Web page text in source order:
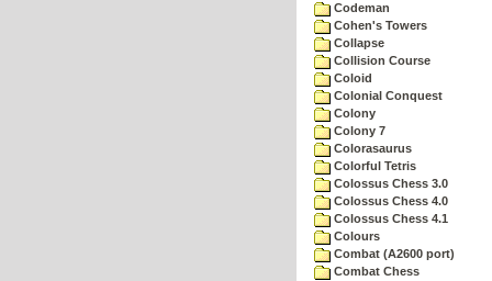
Codeman
Cohen's Towers
Collapse
Collision Course
Coloid
Colonial Conquest
Colony
Colony 7
Colorasaurus
Colorful Tetris
Colossus Chess 3.0
Colossus Chess 4.0
Colossus Chess 4.1
Colours
Combat (A2600 port)
Combat Chess